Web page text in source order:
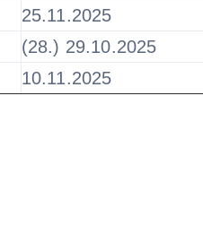
25.11.2025
(28.) 29.10.2025
10.11.2025